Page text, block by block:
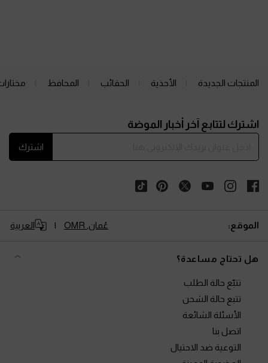
المنتجات الجديدة الأحذية الحقائب المحافظ
اشترك لتتابع آخر أخبار الموضة
اشترك
الموقع: عُمان, OMR العربية
هل تحتاج مساعدة؟
تتبّع حالة الطلب
تتبع حالة الشحن
الأسئلة الشائعة
اتصل بنا
التوعية ضد الاحتيال